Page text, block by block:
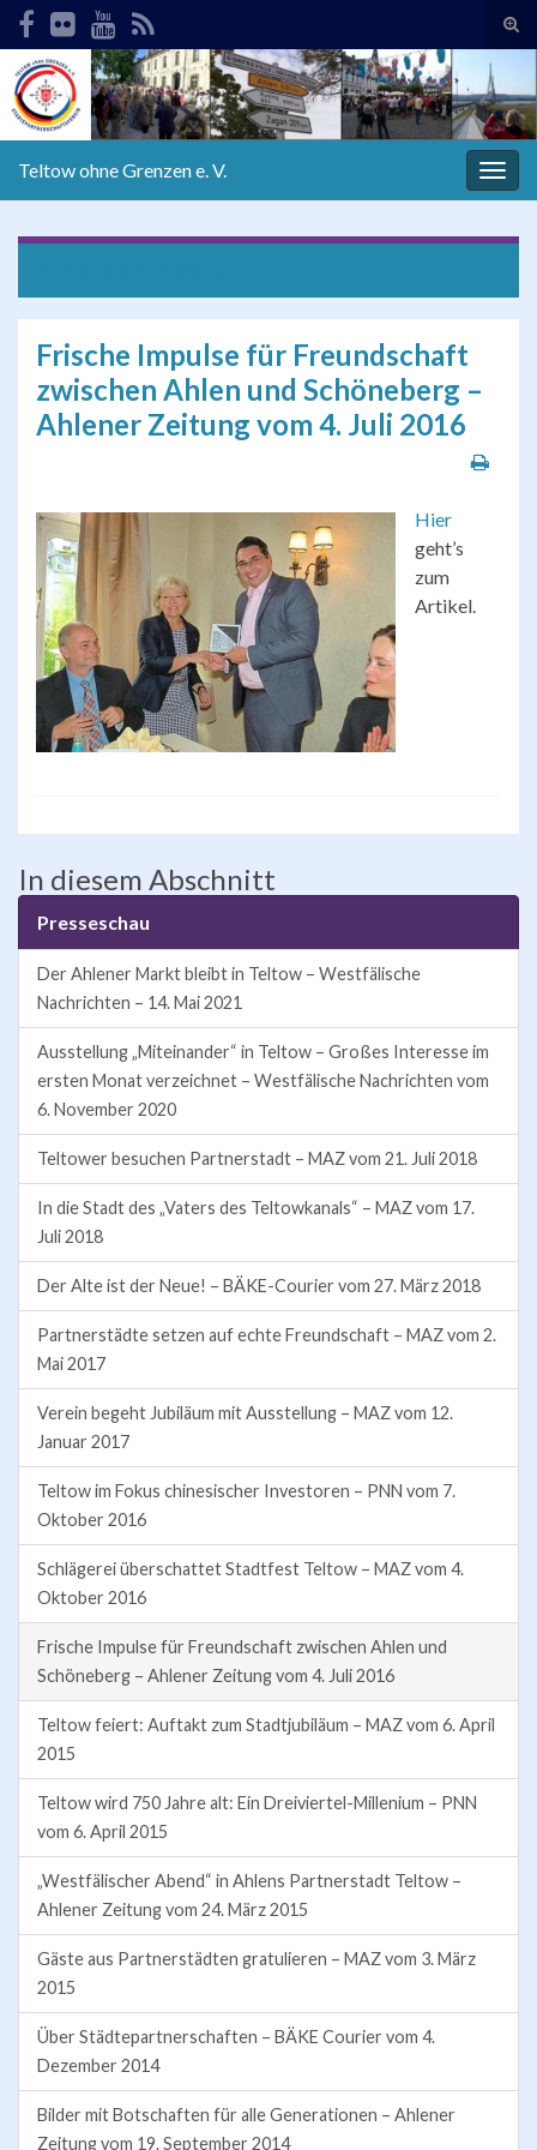
Search for:
Teltow ohne Grenzen e. V.
Frische Impulse für Freundschaft
zwischen Ahlen und Schöneberg –
Ahlener Zeitung vom 4. Juli 2016
Hier
geht’s
zum
Artikel.
In diesem Abschnitt
Presseschau
Der Ahlener Markt bleibt in Teltow – Westfälische
Nachrichten – 14. Mai 2021
Ausstellung „Miteinander“ in Teltow – Großes Interesse im
ersten Monat verzeichnet – Westfälische Nachrichten vom
6. November 2020
Teltower besuchen Partnerstadt – MAZ vom 21. Juli 2018
In die Stadt des „Vaters des Teltowkanals“ – MAZ vom 17.
Juli 2018
Der Alte ist der Neue! – BÄKE-Courier vom 27. März 2018
Partnerstädte setzen auf echte Freundschaft – MAZ vom 2.
Mai 2017
Verein begeht Jubiläum mit Ausstellung – MAZ vom 12.
Januar 2017
Teltow im Fokus chinesischer Investoren – PNN vom 7.
Oktober 2016
Schlägerei überschattet Stadtfest Teltow – MAZ vom 4.
Oktober 2016
Frische Impulse für Freundschaft zwischen Ahlen und
Schöneberg – Ahlener Zeitung vom 4. Juli 2016
Teltow feiert: Auftakt zum Stadtjubiläum – MAZ vom 6. April
2015
Teltow wird 750 Jahre alt: Ein Dreiviertel-Millenium – PNN
vom 6. April 2015
„Westfälischer Abend“ in Ahlens Partnerstadt Teltow –
Ahlener Zeitung vom 24. März 2015
Gäste aus Partnerstädten gratulieren – MAZ vom 3. März
2015
Über Städtepartnerschaften – BÄKE Courier vom 4.
Dezember 2014
Bilder mit Botschaften für alle Generationen – Ahlener
Zeitung vom 19. September 2014